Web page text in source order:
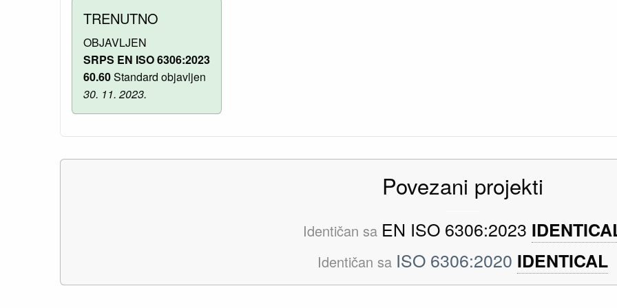
TRENUTNO
OBJAVLJEN
SRPS EN ISO 6306:2023
60.60Standard objavljen
30. 11. 2023.
Povezani projekti
Identičan sa EN ISO 6306:2023
Identičan sa ISO 6306:2020 IDENTICAL